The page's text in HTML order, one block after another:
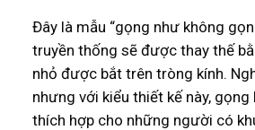
Đây là mẫu “gọng như không
truyền thống sẽ được thay thế
nhỏ được bắt trên tròng kính.
nhưng với kiểu thiết kế này,
thích hợp cho những người có